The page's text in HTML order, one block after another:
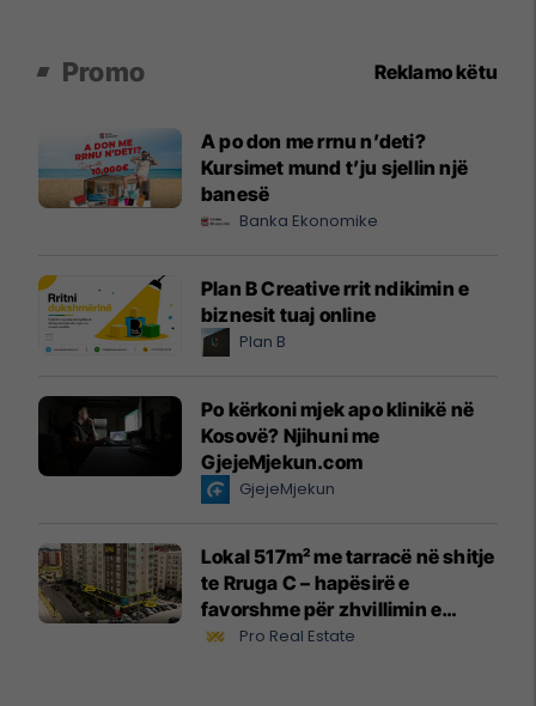
Promo Reklamo këtu
A po don me rrnu n’deti?
Kursimet mund t’ju sjellin një
banesë
Banka Ekonomike
Plan B Creative rrit ndikimin e
biznesit tuaj online
Plan B
Po kërkoni mjek apo klinikë në
Kosovë? Njihuni me
GjejeMjekun.com
GjejeMjekun
Lokal 517m² me tarracë në shitje
te Rruga C – hapësirë e
favorshme për zhvillimin e
biznesit #15796
Pro Real Estate